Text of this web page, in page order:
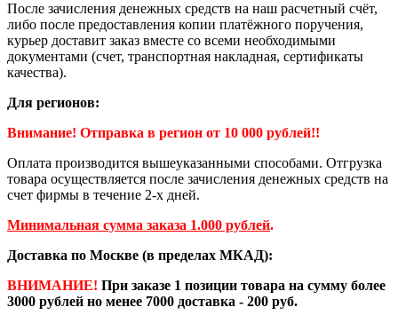
После зачисления денежных средств на наш расчетный счёт,
либо после предоставления копии платёжного поручения,
курьер доставит заказ вместе со всеми необходимыми
документами (счет, транспортная накладная, сертификаты
качества).
Для регионов:
Внимание! Отправка в регион от 10 000 рублей!!
Оплата производится вышеуказанными способами. Отгрузка
товара осуществляется после зачисления денежных средств на
счет фирмы в течение 2-х дней.
Минимальная сумма заказа 1.000 рублей.
Доставка по Москве (в пределах МКАД):
ВНИМАНИЕ! При заказе 1 позиции товара на сумму более
3000 рублей но менее 7000 доставка - 200 руб.